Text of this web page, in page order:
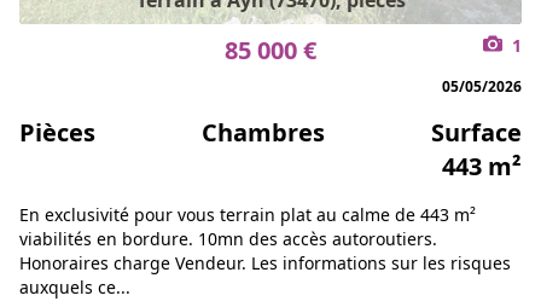
85 000 € 1
05/05/2026
Pièces Chambres
Surface
443 m²
En exclusivité pour vous terrain plat au calme de 443 m²
viabilités en bordure. 10mn des accès autoroutiers.
Honoraires charge Vendeur. Les informations sur les risques
auxquels ce...